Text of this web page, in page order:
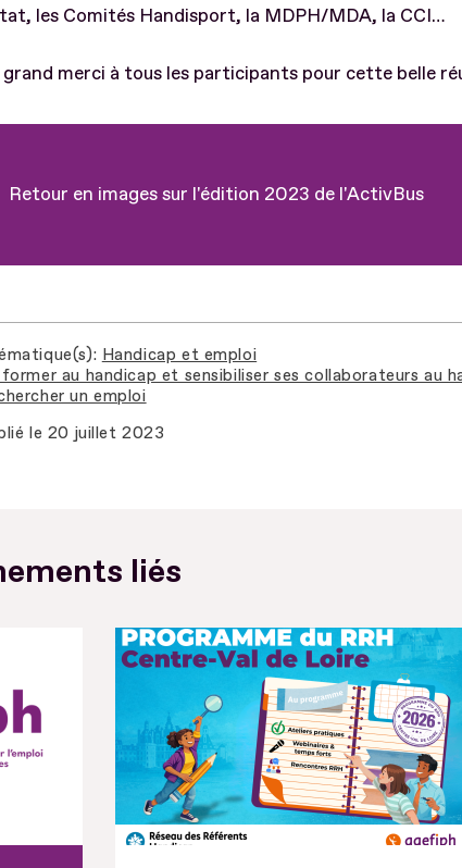
les Comités Handisport, la MDPH/MDA, la CCI…
grand merci à tous les participants pour cette belle
Retour en images sur l'édition 2023 de l'ActivBus
Handicap et emploi
au handicap et sensibiliser ses collaborateurs au
un emploi
le 20 juillet 2023
liés